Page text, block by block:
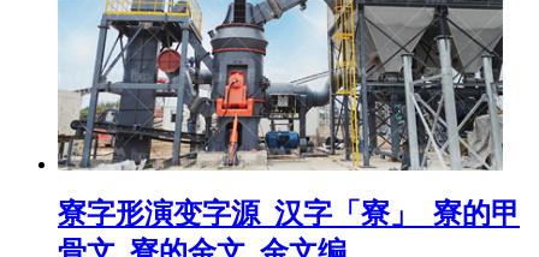
寮字形演变字源_汉字「寮」_寮的甲